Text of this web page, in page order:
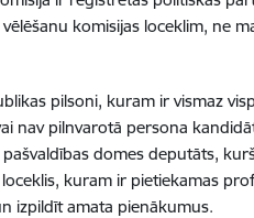
komisijas loceklim, ne
pilsoni, kuram ir vismaz
nav pilnvarotā persona
domes deputāts,
kuram ir pietiekamas
izpildīt amata pienākumus.